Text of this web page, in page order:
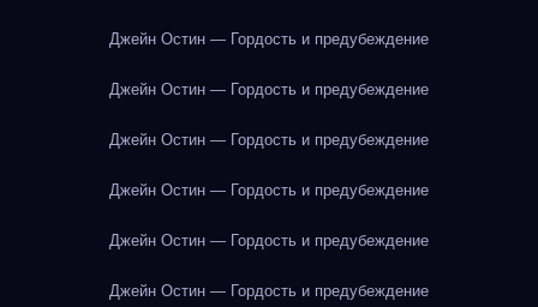
Джейн Остин — Гордость и предубеждение
Джейн Остин — Гордость и предубеждение
Джейн Остин — Гордость и предубеждение
Джейн Остин — Гордость и предубеждение
Джейн Остин — Гордость и предубеждение
Джейн Остин — Гордость и предубеждение